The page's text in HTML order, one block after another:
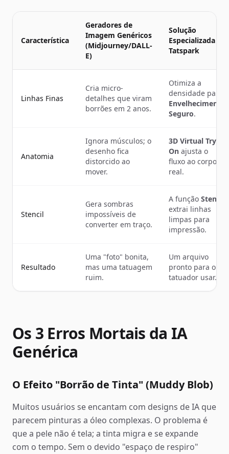
Característica
Geradores de
Imagem Genéricos
(Midjourney/DALL-
E)
Solução
Especializada
Tatspark
Linhas Finas
Cria micro-
detalhes que viram
borrões em 2 anos.
Otimiza a
densidade para
Envelhecimento
Seguro.
Anatomia
Ignora músculos; o
desenho fica
distorcido ao
mover.
3D Virtual Try-
On ajusta o
fluxo ao corpo
real.
Stencil
Gera sombras
impossíveis de
converter em traço.
A função Stencil
extrai linhas
limpas para
impressão.
Resultado
Uma "foto" bonita,
mas uma tatuagem
ruim.
Um arquivo
pronto para o
tatuador usar.
Os 3 Erros Mortais da IA
Genérica
O Efeito "Borrão de Tinta" (Muddy Blob)
Muitos usuários se encantam com designs de IA que
parecem pinturas a óleo complexas. O problema é
que a pele não é tela; a tinta migra e se expande
com o tempo. Sem o devido "espaço de respiro"